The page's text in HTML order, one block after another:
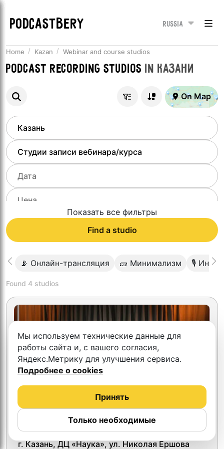
PODCASTBERY Russia
Home Kazan Webinar and course studios
Podcast recording studios in Казани
On Map
Показать все фильтры
Find a studio
📡 Онлайн-трансляция 🧱 Минимализм 🎙
Found 4 studios
QQSHKA 4.4
г. Казань, ДЦ «Наука», ул. Николая Ершова
Мы используем технические данные для
работы сайта и, с вашего согласия,
Яндекс.Метрику для улучшения сервиса.
Подробнее о cookies
Только необходимые
Принять